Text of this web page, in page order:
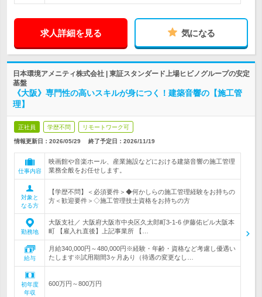
求人詳細を見る 気になる
日本環境アメニティ株式会社 | 東証スタンダード上場ヒビノグループの安定
基盤
《大阪》専門性の高いスキルが身につく！建築音響の【施工管
理】
正社員 学歴不問 リモートワーク可
情報更新日：2026/05/29 終了予定日： 2026/11/19
仕事内容
映画館や音楽ホール、産業施設などにおける建築音響の施工管理
業務全般をお任せします。
対象と
なる方
【学歴不問】＜必須要件＞◆何かしらの施工管理経験をお持ちの
方＜歓迎要件＞◇施工管理技士資格をお持ちの方
勤務地
大阪支社／ 大阪府大阪市中央区久太郎町3-1-6 伊藤佑ビル大阪本
町 【雇入れ直後】上記事業所 【…
給与
月給340,000円～480,000円※経験・年齢・資格など考慮し優遇い
たします※試用期間3ヶ月あり（待遇の変更なし…
初年度
年収
600万円～800万円